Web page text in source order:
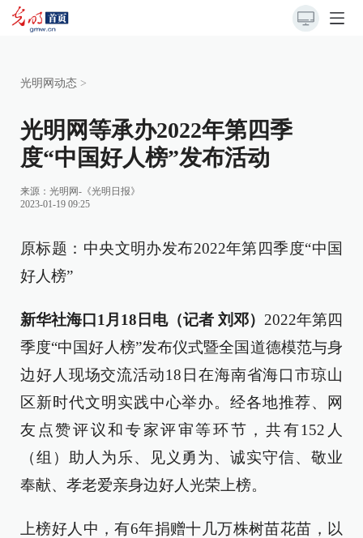
光明网动态 >
光明网等承办2022年第四季
度“中国好人榜”发布活动
来源： 光明网-《光明日报》
2023-01-19 09:25
原标题：中央文明办发布2022年第四季度“中国
好人榜”
新华社海口1月18日电（记者 刘邓） 2022年第四
季度“中国好人榜”发布仪式暨全国道德模范与身
边好人现场交流活动18日在海南省海口市琼山
区新时代文明实践中心举办。经各地推荐、网
友点赞评议和专家评审等环节，共有152人
（组）助人为乐、见义勇为、诚实守信、敬业
奉献、孝老爱亲身边好人光荣上榜。
上榜好人中，有6年捐赠十几万株树苗花苗，以